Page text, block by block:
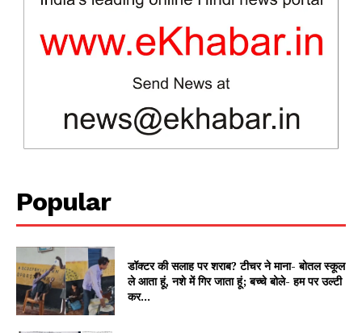
Company
About
Contact us
Popular
डॉक्टर की सलाह पर शराब? टीचर ने माना- बोतल स्कूल
ले आता हूं, नशे में गिर जाता हूं; बच्चे बोले- हम पर उल्टी
कर...